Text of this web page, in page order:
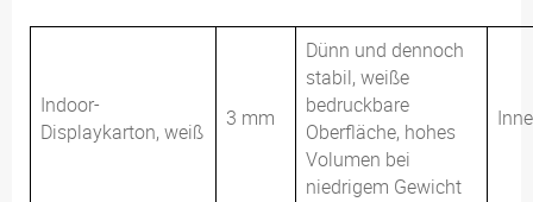
Indoor-
Displaykarton, weiß
3 mm
Dünn und dennoch
stabil, weiße
bedruckbare
Oberfläche, hohes
Volumen bei
niedrigem Gewicht